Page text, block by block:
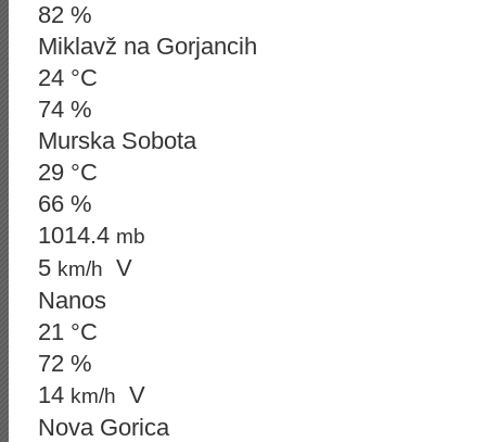
82 %
Miklavž na Gorjancih
24 °C
74 %
Murska Sobota
29 °C
66 %
1014.4 mb
5 km/h
V
Nanos
21 °C
72 %
14 km/h
V
Nova Gorica